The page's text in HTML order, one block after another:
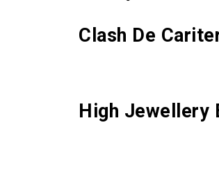
Clash De
High Jewellery